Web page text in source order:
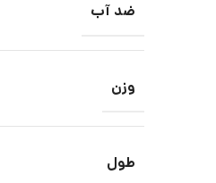
ضد آب
وزن
طول